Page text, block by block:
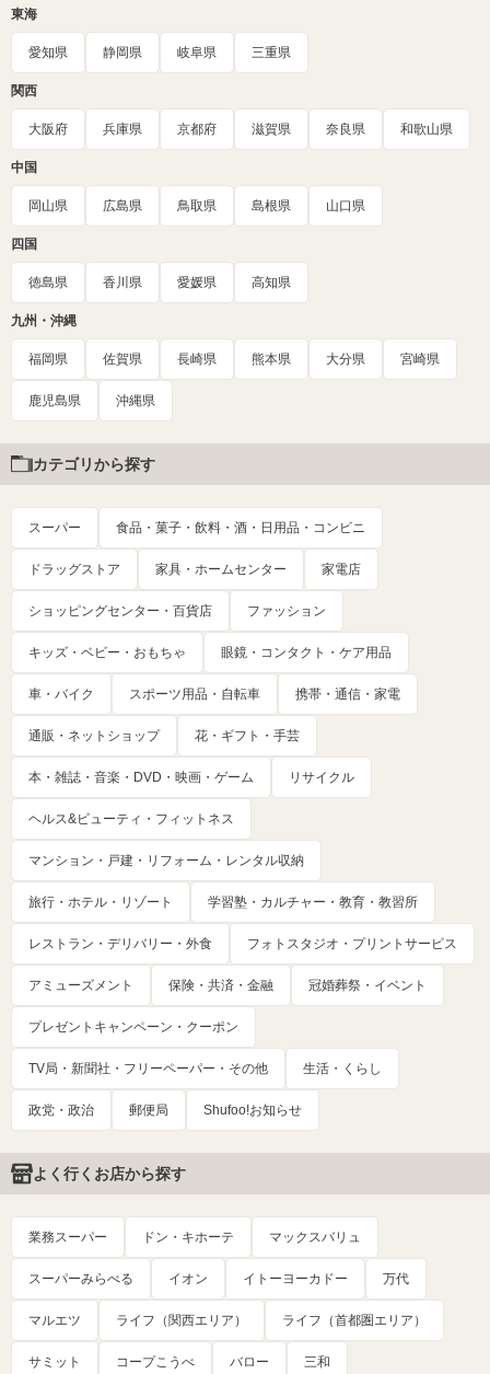
東海
愛知県 静岡県 岐阜県 三重県
関西
大阪府 兵庫県 京都府 滋賀県 奈良県 和歌山県
中国
岡山県 広島県 鳥取県 島根県 山口県
四国
徳島県 香川県 愛媛県 高知県
九州・沖縄
福岡県 佐賀県 長崎県 熊本県 大分県 宮崎県
鹿児島県 沖縄県
カテゴリから探す
スーパー 食品・菓子・飲料・酒・日用品・コンビニ
ドラッグストア 家具・ホームセンター 家電店
ショッピングセンター・百貨店 ファッション
キッズ・ベビー・おもちゃ 眼鏡・コンタクト・ケア用品
車・バイク スポーツ用品・自転車 携帯・通信・家電
通販・ネットショップ 花・ギフト・手芸
本・雑誌・音楽・DVD・映画・ゲーム リサイクル
ヘルス&ビューティ・フィットネス
マンション・戸建・リフォーム・レンタル収納
旅行・ホテル・リゾート 学習塾・カルチャー・教育・教習所
レストラン・デリバリー・外食 フォトスタジオ・プリントサービス
アミューズメント 保険・共済・金融 冠婚葬祭・イベント
プレゼントキャンペーン・クーポン
TV局・新聞社・フリーペーパー・その他 生活・くらし
政党・政治 郵便局 Shufoo!お知らせ
よく行くお店から探す
業務スーパー ドン・キホーテ マックスバリュ
スーパーみらべる イオン イトーヨーカドー 万代
マルエツ ライフ（関西エリア） ライフ（首都圏エリア）
サミット コープこうべ バロー 三和